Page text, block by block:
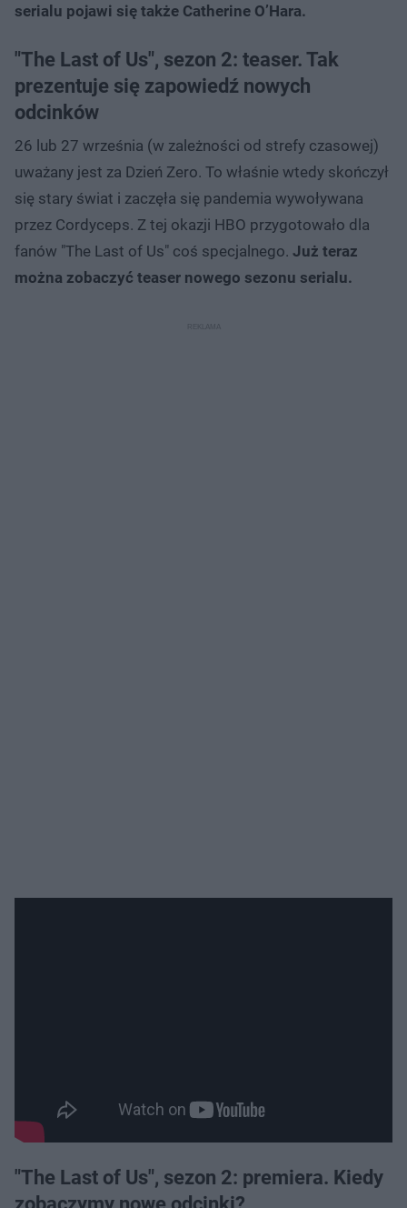
serialu pojawi się także Catherine O’Hara.
"The Last of Us", sezon 2: teaser. Tak
prezentuje się zapowiedź nowych
odcinków
26 lub 27 września (w zależności od strefy czasowej)
uważany jest za Dzień Zero. To właśnie wtedy skończył
się stary świat i zaczęła się pandemia wywoływana
przez Cordyceps. Z tej okazji HBO przygotowało dla
fanów "The Last of Us" coś specjalnego. Już teraz
można zobaczyć teaser nowego sezonu serialu.
"The Last of Us", sezon 2: premiera. Kiedy